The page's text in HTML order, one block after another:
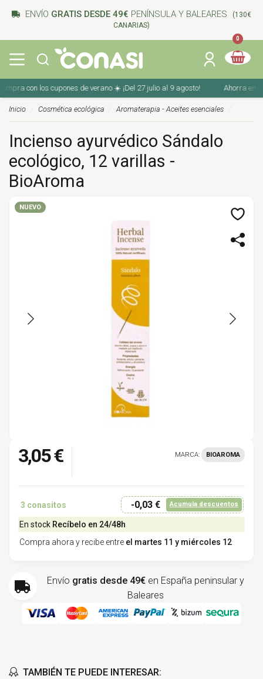
ENVÍO GRATIS DESDE 49€ PENÍNSULA Y BALEARES
(130€
CANARIAS)
0
con los cupones de verano ☀️ ¡Del 27 julio al 9 agosto! Ahorra en tu
Inicio Cosmética ecológica Aromaterapia - Aceites esenciales
Incienso ayurvédico Sándalo
ecológico, 12 varillas -
BioAroma
NUEVO
3,05 € MARCA: BIOAROMA
3 conasitos -0,03 € Acumula descuentos
En stock Recíbelo en 24/48h
Compra ahora y recibe entre el martes 11 y miércoles 12
Envío gratis desde 49€ en España peninsular y
Baleares
TAMBIÉN TE PUEDE INTERESAR: